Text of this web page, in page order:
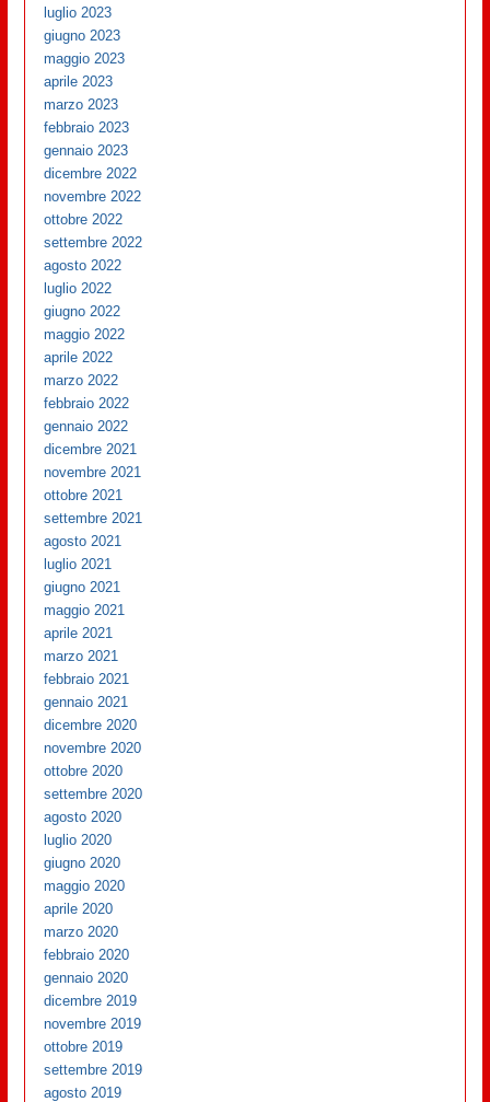
luglio 2023
giugno 2023
maggio 2023
aprile 2023
marzo 2023
febbraio 2023
gennaio 2023
dicembre 2022
novembre 2022
ottobre 2022
settembre 2022
agosto 2022
luglio 2022
giugno 2022
maggio 2022
aprile 2022
marzo 2022
febbraio 2022
gennaio 2022
dicembre 2021
novembre 2021
ottobre 2021
settembre 2021
agosto 2021
luglio 2021
giugno 2021
maggio 2021
aprile 2021
marzo 2021
febbraio 2021
gennaio 2021
dicembre 2020
novembre 2020
ottobre 2020
settembre 2020
agosto 2020
luglio 2020
giugno 2020
maggio 2020
aprile 2020
marzo 2020
febbraio 2020
gennaio 2020
dicembre 2019
novembre 2019
ottobre 2019
settembre 2019
agosto 2019